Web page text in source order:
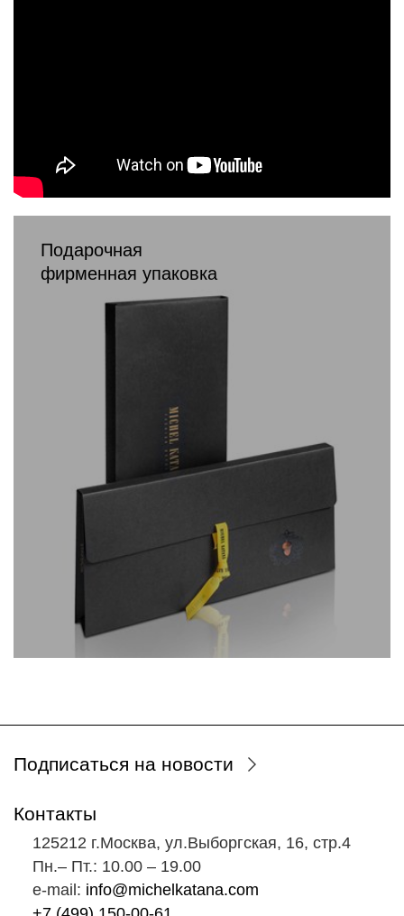
Подарочная
фирменная упаковка
Подписаться на новости
Контакты
125212 г.Москва, ул.Выборгская, 16, стр.4
Пн.‒ Пт.: 10.00 ‒ 19.00
e-mail: info@michelkatana.com